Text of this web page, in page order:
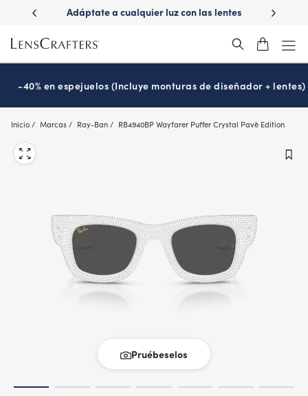
main
content
con
Adáptate a cualquier luz con las lentes
¿Es
-40% en espejuelos (Incluye monturas de diseñador + lentes)
Inicio Marcas Ray-Ban RB4940BP Wayfarer Puffer Crystal Pavè Edition
Pruébeselos